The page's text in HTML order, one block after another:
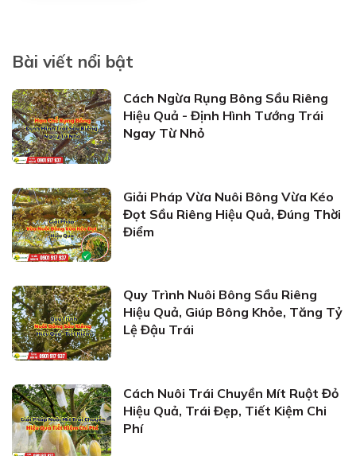
Bài viết nổi bật
Cách Ngừa Rụng Bông Sầu Riêng
Hiệu Quả - Định Hình Tướng Trái
Ngay Từ Nhỏ
Giải Pháp Vừa Nuôi Bông Vừa Kéo
Đọt Sầu Riêng Hiệu Quả, Đúng Thời
Điểm
Quy Trình Nuôi Bông Sầu Riêng
Hiệu Quả, Giúp Bông Khỏe, Tăng Tỷ
Lệ Đậu Trái
Cách Nuôi Trái Chuyền Mít Ruột Đỏ
Hiệu Quả, Trái Đẹp, Tiết Kiệm Chi
Phí